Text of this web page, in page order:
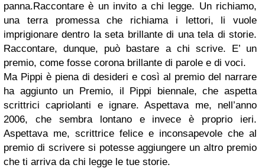
panna.Raccontare è un invito a chi legge. Un richiamo,
una terra promessa che richiama i lettori, li vuole
imprigionare dentro la seta brillante di una tela di storie.
Raccontare, dunque, può bastare a chi scrive. E’ un
premio, come fosse corona brillante di parole e di voci.
Ma Pippi è piena di desideri e così al premio del narrare
ha aggiunto un Premio, il Pippi biennale, che aspetta
scrittrici capriolanti e ignare. Aspettava me, nell’anno
2006, che sembra lontano e invece è proprio ieri.
Aspettava me, scrittrice felice e inconsapevole che al
premio di scrivere si potesse aggiungere un altro premio
che ti arriva da chi legge le tue storie.